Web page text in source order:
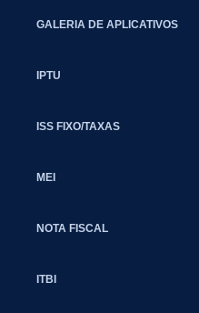
GALERIA DE APLICATIVOS
IPTU
ISS FIXO/TAXAS
MEI
NOTA FISCAL
ITBI